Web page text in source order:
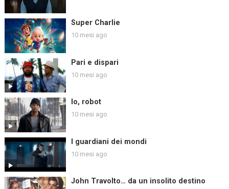
Super Charlie
10 mesi ago
Pari e dispari
10 mesi ago
Io, robot
10 mesi ago
I guardiani dei mondi
10 mesi ago
John Travolto… da un insolito destino